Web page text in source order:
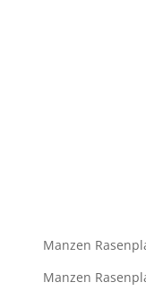
Manzen
Manzen